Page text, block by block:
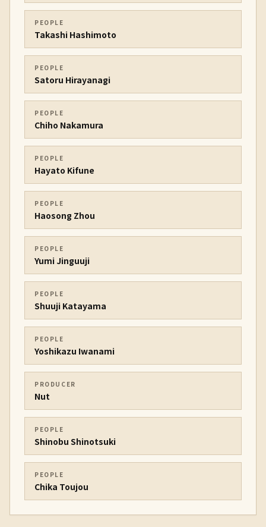
PEOPLE
Takashi Hashimoto
PEOPLE
Satoru Hirayanagi
PEOPLE
Chiho Nakamura
PEOPLE
Hayato Kifune
PEOPLE
Haosong Zhou
PEOPLE
Yumi Jinguuji
PEOPLE
Shuuji Katayama
PEOPLE
Yoshikazu Iwanami
PRODUCER
Nut
PEOPLE
Shinobu Shinotsuki
PEOPLE
Chika Toujou